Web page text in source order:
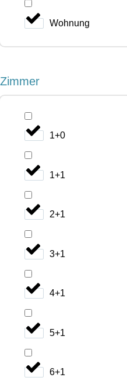
Wohnung
Zimmer
1+0
1+1
2+1
3+1
4+1
5+1
6+1